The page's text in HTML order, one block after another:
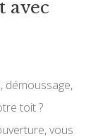
avec
démoussage,
toit ?
vous